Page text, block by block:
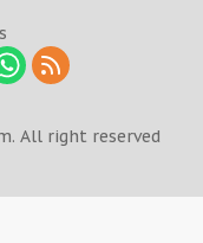
All right reserved